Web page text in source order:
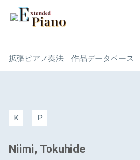
拡張ピアノ奏法 作品データベース
K P
Niimi, Tokuhide